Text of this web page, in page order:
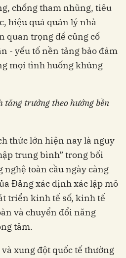
chống tham nhũng, tiêu
hiệu quả quản lý nhà
quan trọng để củng cố
- yếu tố nền tảng bảo đảm
mọi tình huống khủng
tăng trưởng theo hướng bền
thức lớn hiện nay là nguy
trung bình” trong bối
nghệ toàn cầu ngày càng
Đảng xác định xác lập mô
triển kinh tế số, kinh tế
và chuyển đổi năng
tâm.
xung đột quốc tế thường